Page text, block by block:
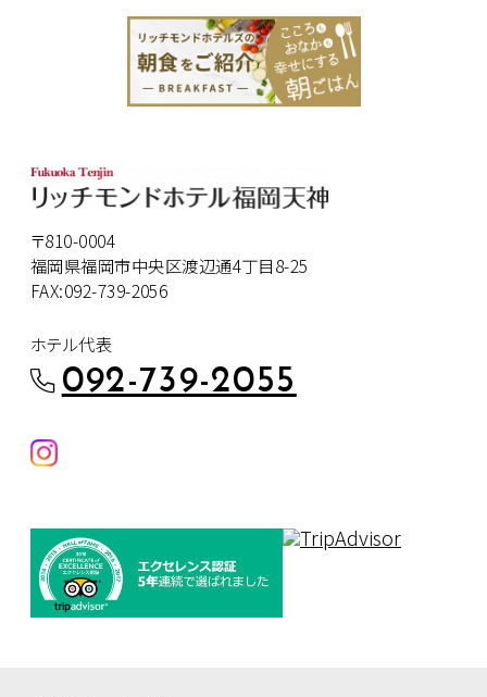
〒810-0004
福岡県福岡市中央区渡辺通4丁目8-25
FAX:092-739-2056
ホテル代表
092-739-2055